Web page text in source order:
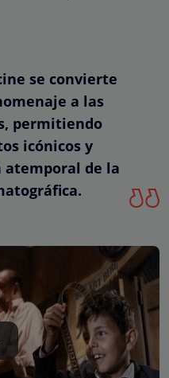
se convierte
a las
permitiendo
icónicos y
atemporal de la